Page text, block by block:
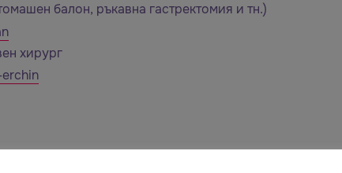
балон, ръкавна гастректомия и тн.)
хирург